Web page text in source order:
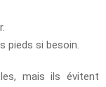
pieds si besoin.
mais ils évitent